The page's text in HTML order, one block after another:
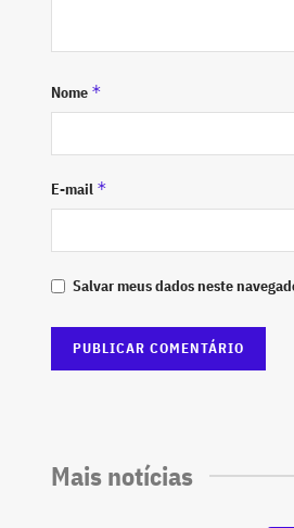
Nome *
E-mail *
Salvar meus dados neste
Mais notícias